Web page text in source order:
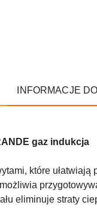
INFORMACJE
gaz indukcja
które ułatwiają
eliminuje straty